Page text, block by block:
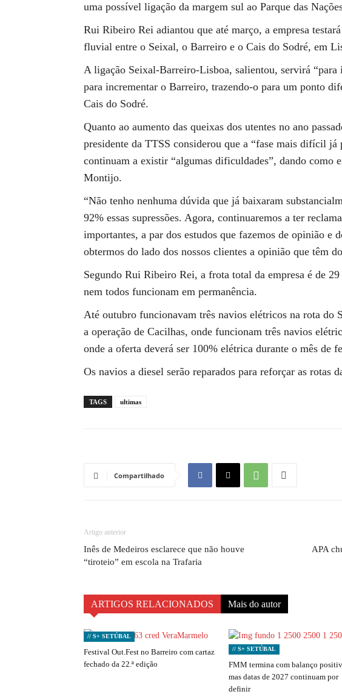
uma possível ligação da margem sul ao Parque das
Rui Ribeiro Rei adiantou que até março, a empresa
fluvial entre o Seixal, o Barreiro e o Cais do Sodré, em
A ligação Seixal-Barreiro-Lisboa, salientou, servirá “para
para incrementar o Barreiro, trazendo-o para um ponto
Cais do Sodré.
Quanto ao aumento das queixas dos utentes no ano
presidente da TTSS considerou que a “fase mais difícil já
continuam a existir “algumas dificuldades”, dando como
Montijo.
“Não tenho nenhuma dúvida que já baixaram
92% essas supressões. Agora, continuaremos a ter
importantes, a par dos estudos que fazemos de opinião e
obtermos do lado dos nossos clientes a opinião que têm
Segundo Rui Ribeiro Rei, a frota total da empresa é de
nem todos funcionam em permanência.
Até outubro funcionavam três navios elétricos na rota do
a operação de Cacilhas, onde funcionam três navios
onde a oferta deverá ser 100% elétrica durante o mês de
Os navios a diesel serão reparados para reforçar as rotas
TAGS ultimas
Compartilhado
Artigo anterior
Inês de Medeiros esclarece que não houve
“tiroteio” em escola na Trafaria
APA
ARTIGOS RELACIONADOS Mais do autor
// S+ SETÚBAL
Festival Out.Fest no Barreiro com cartaz
fechado da 22.ª edição
// S+ SETÚBAL
FMM termina com balanço
mas datas de 2027 continuam por
definir